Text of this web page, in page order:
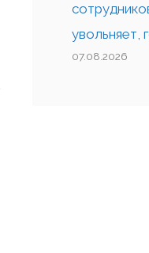
увольняет,
07.08.2026